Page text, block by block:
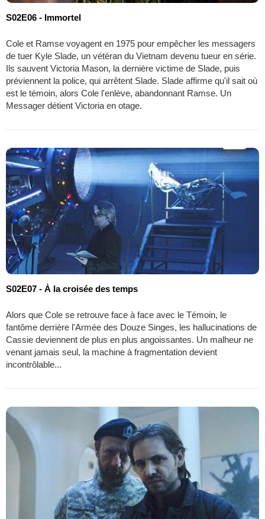
S02E06 - Immortel
Cole et Ramse voyagent en 1975 pour empêcher les messagers
de tuer Kyle Slade, un vétéran du Vietnam devenu tueur en série.
Ils sauvent Victoria Mason, la dernière victime de Slade, puis
préviennent la police, qui arrêtent Slade. Slade affirme qu'il sait où
est le témoin, alors Cole l'enlève, abandonnant Ramse. Un
Messager détient Victoria en otage.
S02E07 - À la croisée des temps
Alors que Cole se retrouve face à face avec le Témoin, le
fantôme derrière l'Armée des Douze Singes, les hallucinations de
Cassie deviennent de plus en plus angoissantes. Un malheur ne
venant jamais seul, la machine à fragmentation devient
incontrôlable...